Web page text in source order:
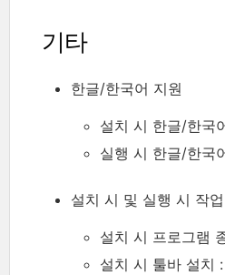
기타
한글/한국어 지원
설치 시 한글/한국
실행 시 한글/한국
설치 시 및 실행 시 작업
설치 시 프로그램
설치 시 툴바 설치